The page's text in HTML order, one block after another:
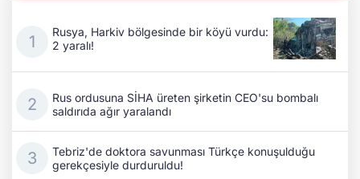
Rusya, Harkiv bölgesinde bir köyü vurdu:
2 yaralı!
Rus ordusuna SİHA üreten şirketin CEO'su bombalı
saldırıda ağır yaralandı
Tebriz'de doktora savunması Türkçe konuşulduğu
gerekçesiyle durduruldu!